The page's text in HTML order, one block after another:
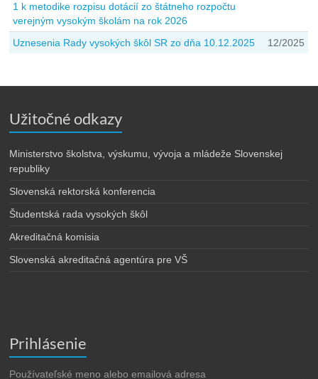
1 k metodike rozpisu dotácií zo štátneho rozpočtu
verejným vysokým školám na rok 2026
Uznesenia Rady vysokých škôl SR zo dňa 10.12.2025 12/2025
Užitočné odkazy
Ministerstvo školstva, výskumu, vývoja a mládeže Slovenskej
republiky
Slovenská rektorská konferencia
Študentská rada vysokých škôl
Akreditačná komisia
Slovenská akreditačná agentúra pre VŠ
Prihlásenie
Používateľské meno alebo emailová adresa